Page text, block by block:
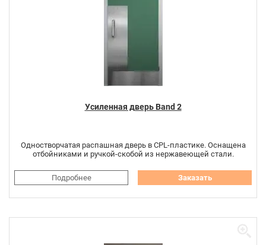
Усиленная дверь Band 2
Одностворчатая распашная дверь в CPL-пластике. Оснащена
отбойниками и ручкой-скобой из нержавеющей стали.
Подробнее Заказать